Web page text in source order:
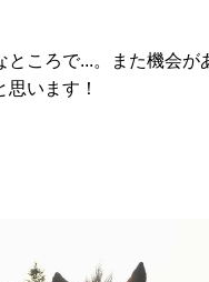
ところで...。また機会が
います！